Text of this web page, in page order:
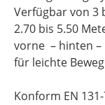
Verfügbar von 3
2.70 bis 5.50
vorne – hinten –
für leichte
Konform EN